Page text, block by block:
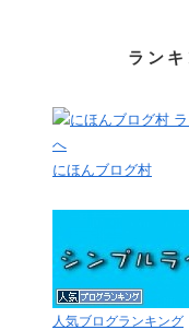
ラン
にほんブログ村
人気ブログランキング